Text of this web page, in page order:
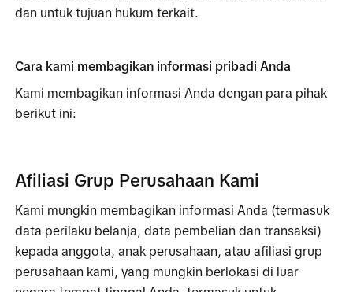
dan untuk tujuan hukum terkait.
Cara kami membagikan informasi pribadi Anda
Kami membagikan informasi Anda dengan para pihak
berikut ini:
Afiliasi Grup Perusahaan Kami
Kami mungkin membagikan informasi Anda (termasuk
data perilaku belanja, data pembelian dan transaksi)
kepada anggota, anak perusahaan, atau afiliasi grup
perusahaan kami, yang mungkin berlokasi di luar